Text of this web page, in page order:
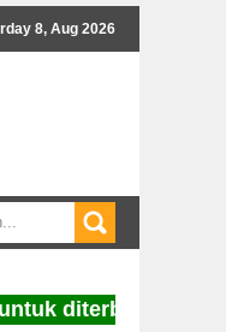
8, Aug 2026
Informasi